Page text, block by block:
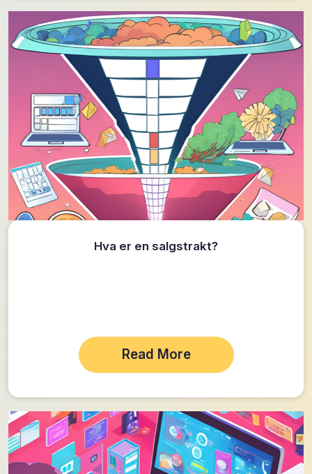
Hva er en salgstrakt?
Read More